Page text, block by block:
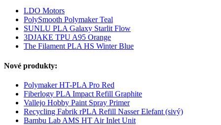
LDO Motors
PolySmooth Polymaker Teal
SUNLU PLA Galaxy Starlit Flow
3DJAKE TPU A95 Orange
The Filament PLA HS Winter Blue
Nové produkty:
Polymaker HT-PLA Pro Red
Fiberlogy PLA Impact Refill Graphite
Vallejo Hobby Paint Spray Primer
Recycling Fabrik rPLA Refill Nasser Elefant (sivý)
Bambu Lab AMS HT Air Inlet Unit